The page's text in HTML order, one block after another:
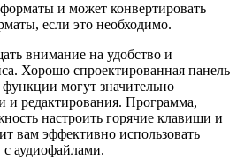
и может конвертировать
если это необходимо.
внимание на удобство и
Хорошо спроектированная панель
могут значительно
и редактирования. Программа,
настроить горячие клавиши и
вам эффективно использовать
аудиофайлами.